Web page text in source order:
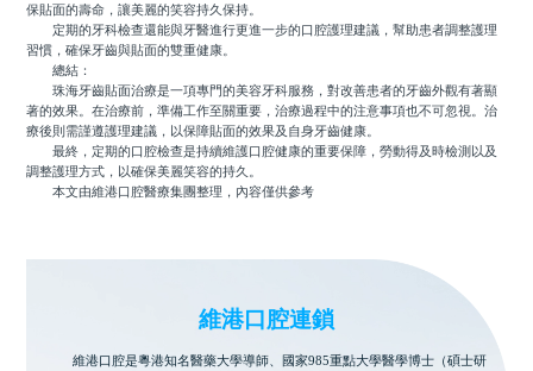
保貼面的壽命，讓美麗的笑容持久保持。
定期的牙科檢查還能與牙醫進行更進一步的口腔護理建議，幫助患者調整護理
習慣，確保牙齒與貼面的雙重健康。
總結：
珠海牙齒貼面治療是一項專門的美容牙科服務，對改善患者的牙齒外觀有著顯
著的效果。在治療前，準備工作至關重要，治療過程中的注意事項也不可忽視。治
療後則需謹遵護理建議，以保障貼面的效果及自身牙齒健康。
最終，定期的口腔檢查是持續維護口腔健康的重要保障，勞動得及時檢測以及
調整護理方式，以確保美麗笑容的持久。
本文由維港口腔醫療集團整理，內容僅供參考
維港口腔連鎖
維港口腔是粵港知名醫藥大學導師、國家985重點大學醫學博士（碩士研